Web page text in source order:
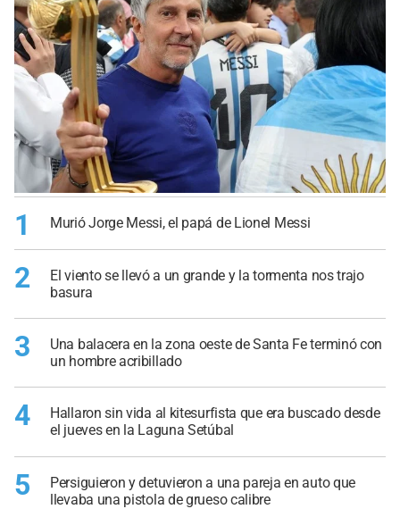
1 Murió Jorge Messi, el papá de Lionel Messi
2
El viento se llevó a un grande y la tormenta nos trajo
basura
3
Una balacera en la zona oeste de Santa Fe terminó con
un hombre acribillado
4
Hallaron sin vida al kitesurfista que era buscado desde
el jueves en la Laguna Setúbal
5
Persiguieron y detuvieron a una pareja en auto que
llevaba una pistola de grueso calibre